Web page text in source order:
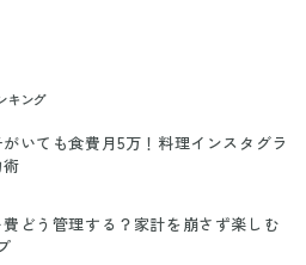
キング
いても食費月5万！料理インスタグラ
どう管理する？家計を崩さず楽しむ